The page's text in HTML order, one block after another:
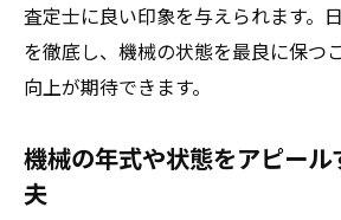
査定士に良い印象を与えられます。
を徹底し、機械の状態を最良に保つ
向上が期待できます。
機械の年式や状態をアピー
夫